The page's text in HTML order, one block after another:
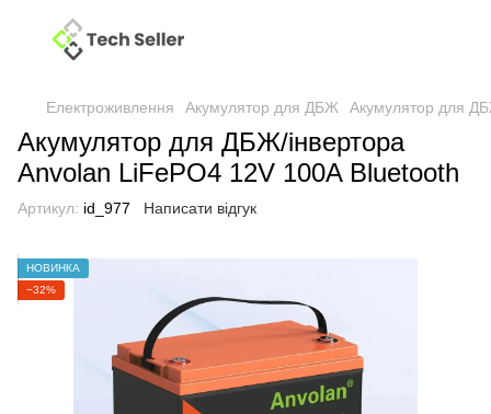
Електроживлення Акумулятор для ДБЖ Акумулятор для
Акумулятор для ДБЖ/інвертора
Anvolan LiFePO4 12V 100A Bluetooth
Артикул: id_977 Написати відгук
НОВИНКА
−32%